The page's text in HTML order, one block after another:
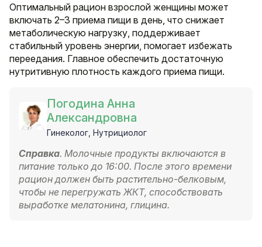
Оптимальный рацион взрослой женщины может
включать 2–3 приема пищи в день, что снижает
метаболическую нагрузку, поддерживает
стабильный уровень энергии, помогает избежать
переедания. Главное обеспечить достаточную
нутритивную плотность каждого приема пищи.
Погодина Анна
Александровна
Гинеколог, Нутрициолог
Справка. Молочные продукты включаются в
питание только до 16:00. После этого времени
рацион должен быть растительно-белковым,
чтобы не перегружать ЖКТ, способствовать
выработке мелатонина, глицина.